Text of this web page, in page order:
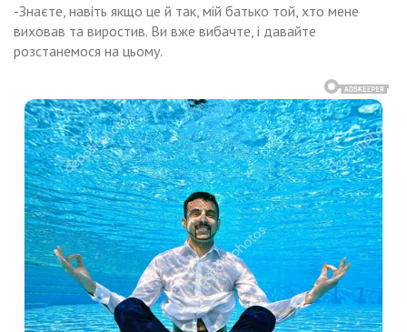
-Знаєте, навіть якщо це й так, мій батько той, хто мене
виховав та виростив. Ви вже вибачте, і давайте
розстанемося на цьому.